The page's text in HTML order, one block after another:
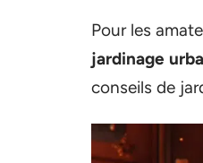
Pour les
jardinage
conseils de